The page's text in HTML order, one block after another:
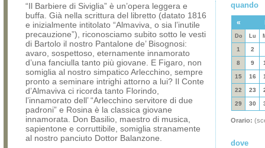
“Il Barbiere di Siviglia” è un’opera leggera e
buffa. Già nella scrittura del libretto (datato 1816
e inizialmente intitolato “Almaviva, o sia l’inutile
precauzione”), riconosciamo subito sotto le vesti
di Bartolo il nostro Pantalone de’ Bisognosi:
avaro, sospettoso, eternamente innamorato
d’una fanciulla tanto più giovane. E Figaro, non
somiglia al nostro simpatico Arlecchino, sempre
pronto a seminare intrighi attorno a lui? Il Conte
d’Almaviva ci ricorda tanto Florindo,
l’innamorato dell’ “Arlecchino servitore di due
padroni” e Rosina è la classica giovane
innamorata. Don Basilio, maestro di musica,
sapientone e corruttibile, somiglia stranamente
al nostro panciuto Dottor Balanzone.
quando
«
Do Lu
1 2
8 9
15 16
22 23
29 30
Orario:
dove